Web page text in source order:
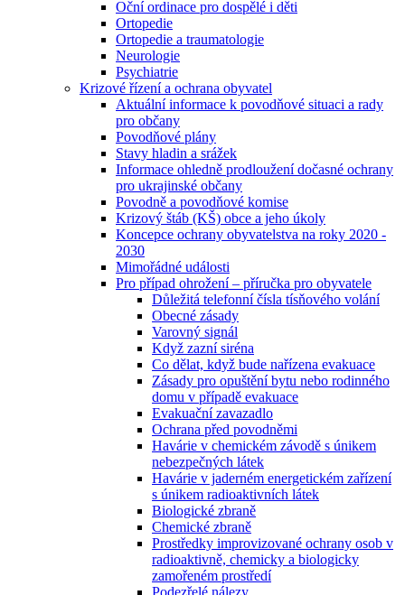
Oční ordinace pro dospělé i děti
Ortopedie
Ortopedie a traumatologie
Neurologie
Psychiatrie
Krizové řízení a ochrana obyvatel
Aktuální informace k povodňové situaci a rady
pro občany
Povodňové plány
Stavy hladin a srážek
Informace ohledně prodloužení dočasné ochrany
pro ukrajinské občany
Povodně a povodňové komise
Krizový štáb (KŠ) obce a jeho úkoly
Koncepce ochrany obyvatelstva na roky 2020 -
2030
Mimořádné události
Pro případ ohrožení – příručka pro obyvatele
Důležitá telefonní čísla tísňového volání
Obecné zásady
Varovný signál
Když zazní siréna
Co dělat, když bude nařízena evakuace
Zásady pro opuštění bytu nebo rodinného
domu v případě evakuace
Evakuační zavazadlo
Ochrana před povodněmi
Havárie v chemickém závodě s únikem
nebezpečných látek
Havárie v jaderném energetickém zařízení
s únikem radioaktivních látek
Biologické zbraně
Chemické zbraně
Prostředky improvizované ochrany osob v
radioaktivně, chemicky a biologicky
zamořeném prostředí
Podezřelé nálezy